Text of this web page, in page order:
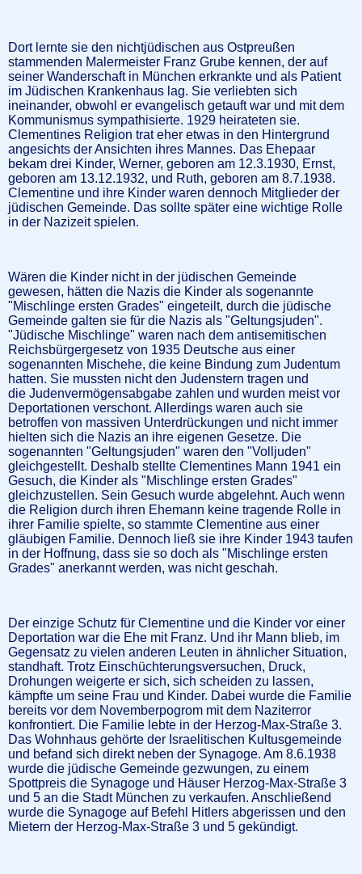
Dort lernte sie den nichtjüdischen aus Ostpreußen
stammenden Malermeister Franz Grube kennen, der auf
seiner Wanderschaft in München erkrankte und als Patient
im Jüdischen Krankenhaus lag. Sie verliebten sich
ineinander, obwohl er evangelisch getauft war und mit dem
Kommunismus sympathisierte. 1929 heirateten sie.
Clementines Religion trat eher etwas in den Hintergrund
angesichts der Ansichten ihres Mannes. Das Ehepaar
bekam drei Kinder, Werner, geboren am 12.3.1930, Ernst,
geboren am 13.12.1932, und Ruth, geboren am 8.7.1938.
Clementine und ihre Kinder waren dennoch Mitglieder der
jüdischen Gemeinde. Das sollte später eine wichtige Rolle
in der Nazizeit spielen.
Wären die Kinder nicht in der jüdischen Gemeinde
gewesen, hätten die Nazis die Kinder als sogenannte
"Mischlinge ersten Grades" eingeteilt, durch die jüdische
Gemeinde galten sie für die Nazis als "Geltungsjuden".
"Jüdische Mischlinge" waren nach dem antisemitischen
Reichsbürgergesetz von 1935 Deutsche aus einer
sogenannten Mischehe, die keine Bindung zum Judentum
hatten. Sie mussten nicht den Judenstern tragen und
die Judenvermögensabgabe zahlen und wurden meist vor
Deportationen verschont. Allerdings waren auch sie
betroffen von massiven Unterdrückungen und nicht immer
hielten sich die Nazis an ihre eigenen Gesetze. Die
sogenannten "Geltungsjuden" waren den "Volljuden"
gleichgestellt. Deshalb stellte Clementines Mann 1941 ein
Gesuch, die Kinder als "Mischlinge ersten Grades"
gleichzustellen. Sein Gesuch wurde abgelehnt. Auch wenn
die Religion durch ihren Ehemann keine tragende Rolle in
ihrer Familie spielte, so stammte Clementine aus einer
gläubigen Familie. Dennoch ließ sie ihre Kinder 1943 taufen
in der Hoffnung, dass sie so doch als "Mischlinge ersten
Grades" anerkannt werden, was nicht geschah.
Der einzige Schutz für Clementine und die Kinder vor einer
Deportation war die Ehe mit Franz. Und ihr Mann blieb, im
Gegensatz zu vielen anderen Leuten in ähnlicher Situation,
standhaft. Trotz Einschüchterungsversuchen, Druck,
Drohungen weigerte er sich, sich scheiden zu lassen,
kämpfte um seine Frau und Kinder. Dabei wurde die Familie
bereits vor dem Novemberpogrom mit dem Naziterror
konfrontiert. Die Familie lebte in der Herzog-Max-Straße 3.
Das Wohnhaus gehörte der Israelitischen Kultusgemeinde
und befand sich direkt neben der Synagoge. Am 8.6.1938
wurde die jüdische Gemeinde gezwungen, zu einem
Spottpreis die Synagoge und Häuser Herzog-Max-Straße 3
und 5 an die Stadt München zu verkaufen. Anschließend
wurde die Synagoge auf Befehl Hitlers abgerissen und den
Mietern der Herzog-Max-Straße 3 und 5 gekündigt.